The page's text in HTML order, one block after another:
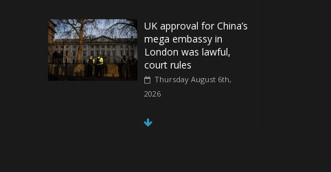
UK approval for China’s
mega embassy in
London was lawful,
court rules
Thursday August 6th,
2026
China conducts naval,